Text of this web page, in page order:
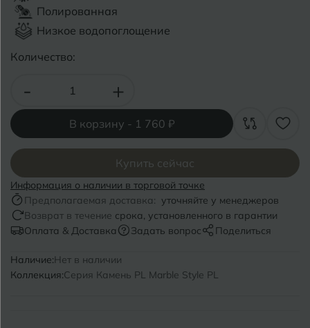
Полированная
Низкое водопоглощение
Количество:
- +
В корзину - 1 760 ₽
Купить сейчас
Информация о наличии в торговой точке
Предполагаемая доставка: уточняйте у менеджеров
Возврат в течение срока, установленного в гарантии
Оплата & Доставка
Задать вопрос Поделиться
Наличие:Нет в наличии
Коллекция:Серия Камень PL Marble Style PL
Владимир
Воронеж
Г Геленджик
Грозный
Д Дмитровград
Сосновый Бор
Сочи
Ставрополь
Сыктывкар